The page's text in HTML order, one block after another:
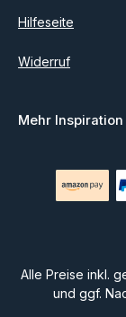
Hilfeseite
Widerruf
Mehr Inspiration
Alle Preise inkl.
und ggf.